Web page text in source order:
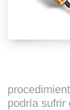
podría sufrir